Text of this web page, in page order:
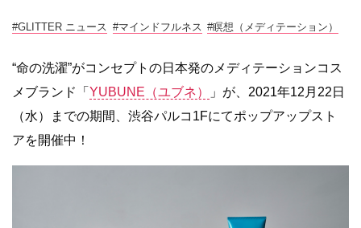
#GLITTER ニュース #マインドフルネス #瞑想（メディテーション）
“命の洗濯”がコンセプトの日本発のメディテーションコス
メブランド「 YUBUNE（ユブネ）
」が、2021年12月22日
（水）までの期間、渋谷パルコ1Fにてポップアップスト
アを開催中！